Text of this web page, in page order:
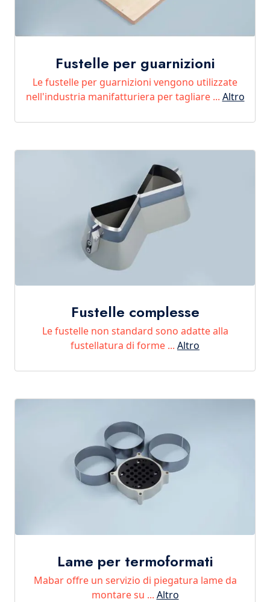
Fustelle per guarnizioni
Le fustelle per guarnizioni vengono utilizzate
nell'industria manifatturiera per tagliare ... Altro
Fustelle complesse
Le fustelle non standard sono adatte alla
fustellatura di forme ... Altro
Lame per termoformati
Mabar offre un servizio di piegatura lame da
montare su ... Altro